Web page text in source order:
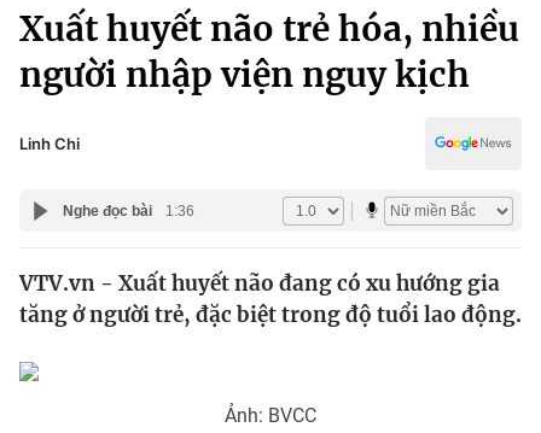
Chuyên mục
Chính trị
Y tế
Thế giới
Pháp luật
Thể thao
Đời sống
Giáo dục
Xuất huyết não trẻ hóa, nhiều
người nhập viện nguy kịch
Linh Chi
Nghe đọc bài 1:36
VTV.vn - Xuất huyết não đang có xu hướng gia
tăng ở người trẻ, đặc biệt trong độ tuổi lao động.
Ảnh: BVCC